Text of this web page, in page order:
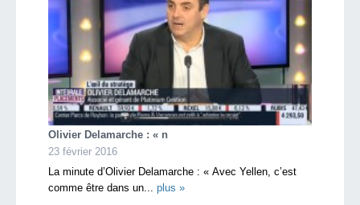
Olivier Delamarche : « n
23 février 2016
La minute d’Olivier Delamarche : « Avec Yellen, c’est
comme être dans un... plus »